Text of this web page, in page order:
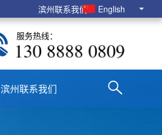
滨州联系我们 English
服务热线：
130 8888 0809
滨州联系我们